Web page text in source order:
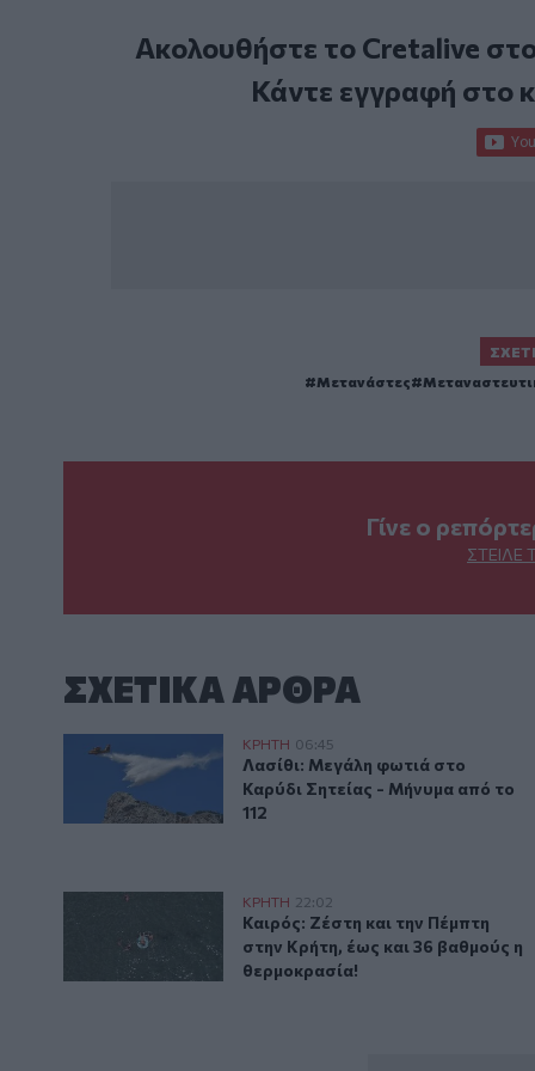
Ακολουθήστε το Cretalive
Κάντε εγγραφή στο
Μετανάστες
Γίνε ο
ΣΤΕΊΛΕ
ΣΧΕΤΙΚA AΡΘΡΑ
Λασίθι: Μεγάλη φωτιά στο Καρύδι Σητείας - Μήνυμα
ΚΡΗΤΗ 06:45
Λασίθι: Μεγάλη φωτιά στο
Λασίθι: Μεγάλη φωτιά στο
Καρύδι Σητείας - Μήνυμα από το
112
Καιρός: Ζέστη και την Πέμπτη στην Κρήτη, έως και
ΚΡΗΤΗ 22:02
Καιρός: Ζέστη και την Πέμπτη
Καιρός: Ζέστη και την Πέμπτη
στην Κρήτη, έως και 36 βαθμούς η
θερμοκρασία!